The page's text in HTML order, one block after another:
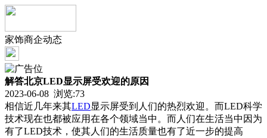
家饰商企动态
解答北京LED显示屏受欢迎的原因
2023-06-08 浏览:73
相信近几年来其LED显示屏受到人们的热烈欢迎。而LED科学
技术现在也都被应用在各个领域当中。而人们在生活当中因为
有了LED技术，使其人们的生活质量也有了近一步的提高